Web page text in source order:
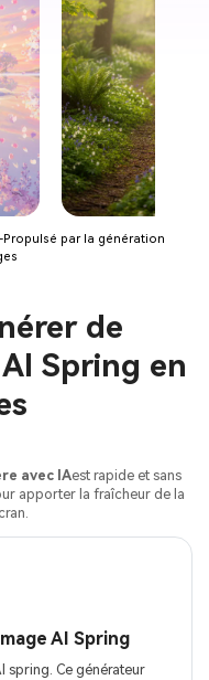
par la génération
de
Spring en
avec IAest rapide et sans
apporter la fraîcheur de la
AI Spring
spring. Ce générateur